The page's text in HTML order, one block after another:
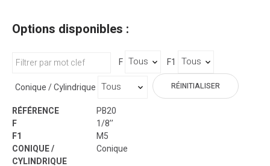
Options disponibles :
F
F1
Conique / Cylindrique
RÉINITIALISER
PB20
1/8’’
M5
Conique